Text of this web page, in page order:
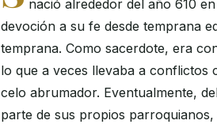
nació alrededor del año 610
devoción a su fe desde temprana
temprana. Como sacerdote, era
lo que a veces llevaba a
celo abrumador. Eventualmente,
parte de sus propios